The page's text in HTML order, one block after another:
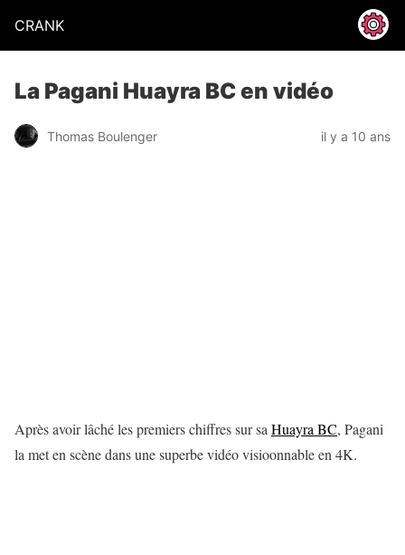
CRANK
La Pagani Huayra BC en vidéo
Thomas Boulenger il y a 10 ans
Après avoir lâché les premiers chiffres sur sa Huayra BC, Pagani
la met en scène dans une superbe vidéo visioonnable en 4K.